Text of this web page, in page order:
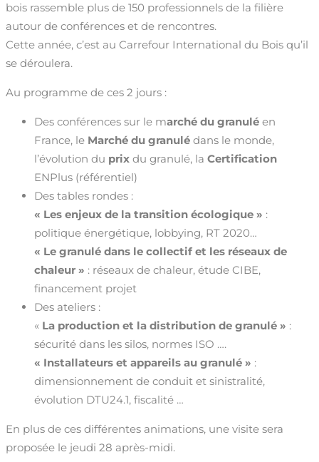
bois rassemble plus de 150 professionnels de la filière
autour de conférences et de rencontres.
Cette année, c’est au Carrefour International du Bois qu’il
se déroulera.
Au programme de ces 2 jours :
Des conférences sur le marché du granulé en
France, le Marché du granulé dans le monde,
l’évolution du prix du granulé, la Certification
ENPlus (référentiel)
Des tables rondes :
« Les enjeux de la transition écologique » :
politique énergétique, lobbying, RT 2020…
« Le granulé dans le collectif et les réseaux de
chaleur » : réseaux de chaleur, étude CIBE,
financement projet
Des ateliers :
« La production et la distribution de granulé » :
sécurité dans les silos, normes ISO ….
« Installateurs et appareils au granulé » :
dimensionnement de conduit et sinistralité,
évolution DTU24.1, fiscalité …
En plus de ces différentes animations, une visite sera
proposée le jeudi 28 après-midi.